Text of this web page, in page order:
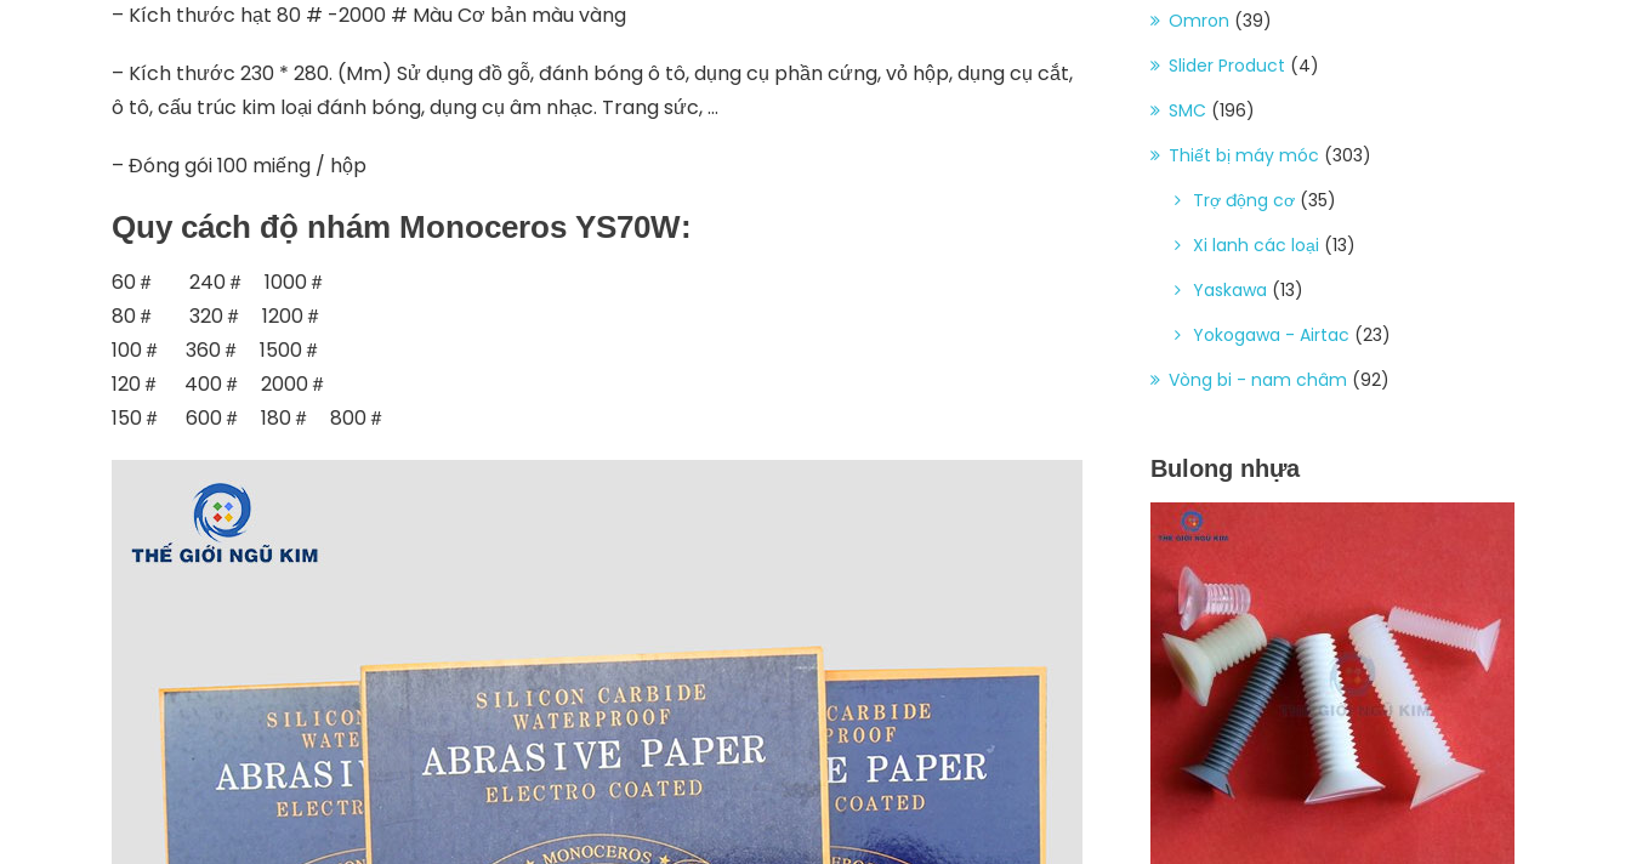
– Kích thước hạt 80 # -2000 # Màu Cơ bản màu vàng
– Kích thước 230 * 280. (Mm) Sử dụng đồ gỗ, đánh bóng ô tô, dụng cụ phần cứng, vỏ hộp, dụng cụ cắt,
ô tô, cấu trúc kim loại đánh bóng, dụng cụ âm nhạc. Trang sức, …
– Đóng gói 100 miếng / hộp
Quy cách độ nhám Monoceros YS70W:
60＃ 240＃ 1000＃
80＃ 320＃ 1200＃
100＃ 360＃ 1500＃
120＃ 400＃ 2000＃
150＃ 600＃ 180＃ 800＃
Omron (39)
Slider Product (4)
SMC (196)
Thiết bị máy móc (303)
Trợ động cơ (35)
Xi lanh các loại (13)
Yaskawa (13)
Yokogawa - Airtac (23)
Vòng bi - nam châm (92)
Bulong nhựa